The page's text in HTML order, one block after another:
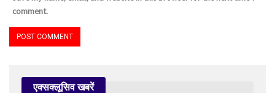
comment.
एक्सक्लूसिव खबरें